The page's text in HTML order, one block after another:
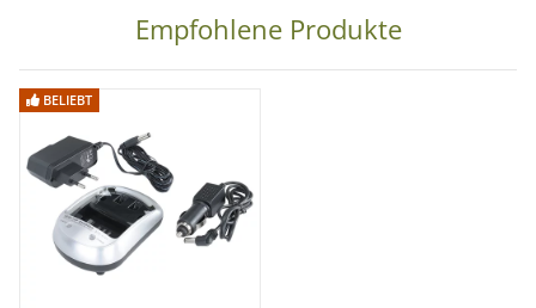
Empfohlene Produkte
BELIEBT